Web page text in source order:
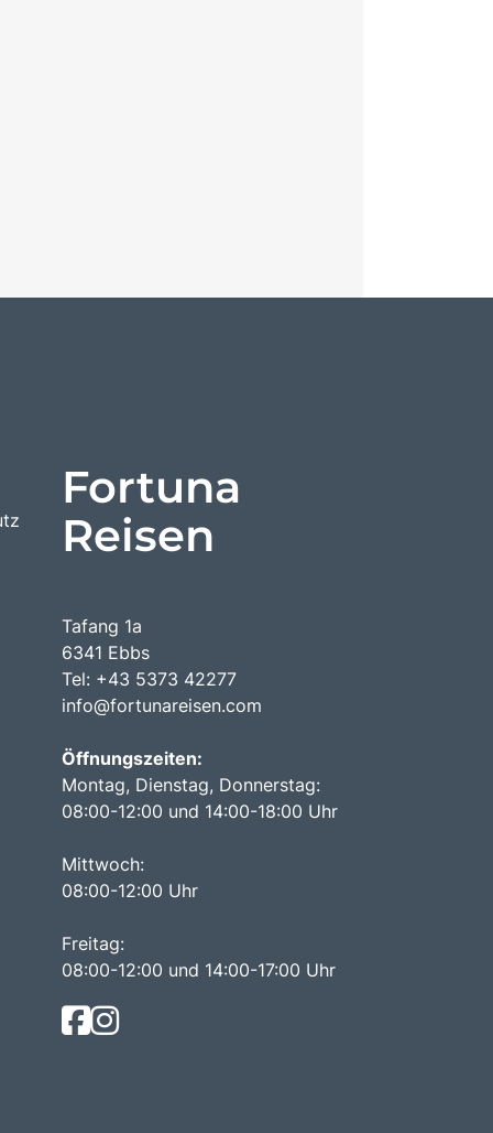
Fortuna
Reisen
Tafang 1a
6341 Ebbs
Tel: +43 5373 42277
info@fortunareisen.com
Öffnungszeiten:
Montag, Dienstag, Donnerstag:
08:00-12:00 und 14:00-18:00 Uhr
Mittwoch:
08:00-12:00 Uhr
Freitag:
08:00-12:00 und 14:00-17:00 Uhr